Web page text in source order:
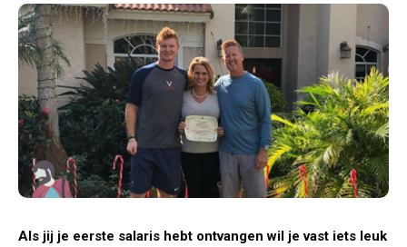
Als jij je eerste salaris hebt ontvangen wil je vast iets leuk